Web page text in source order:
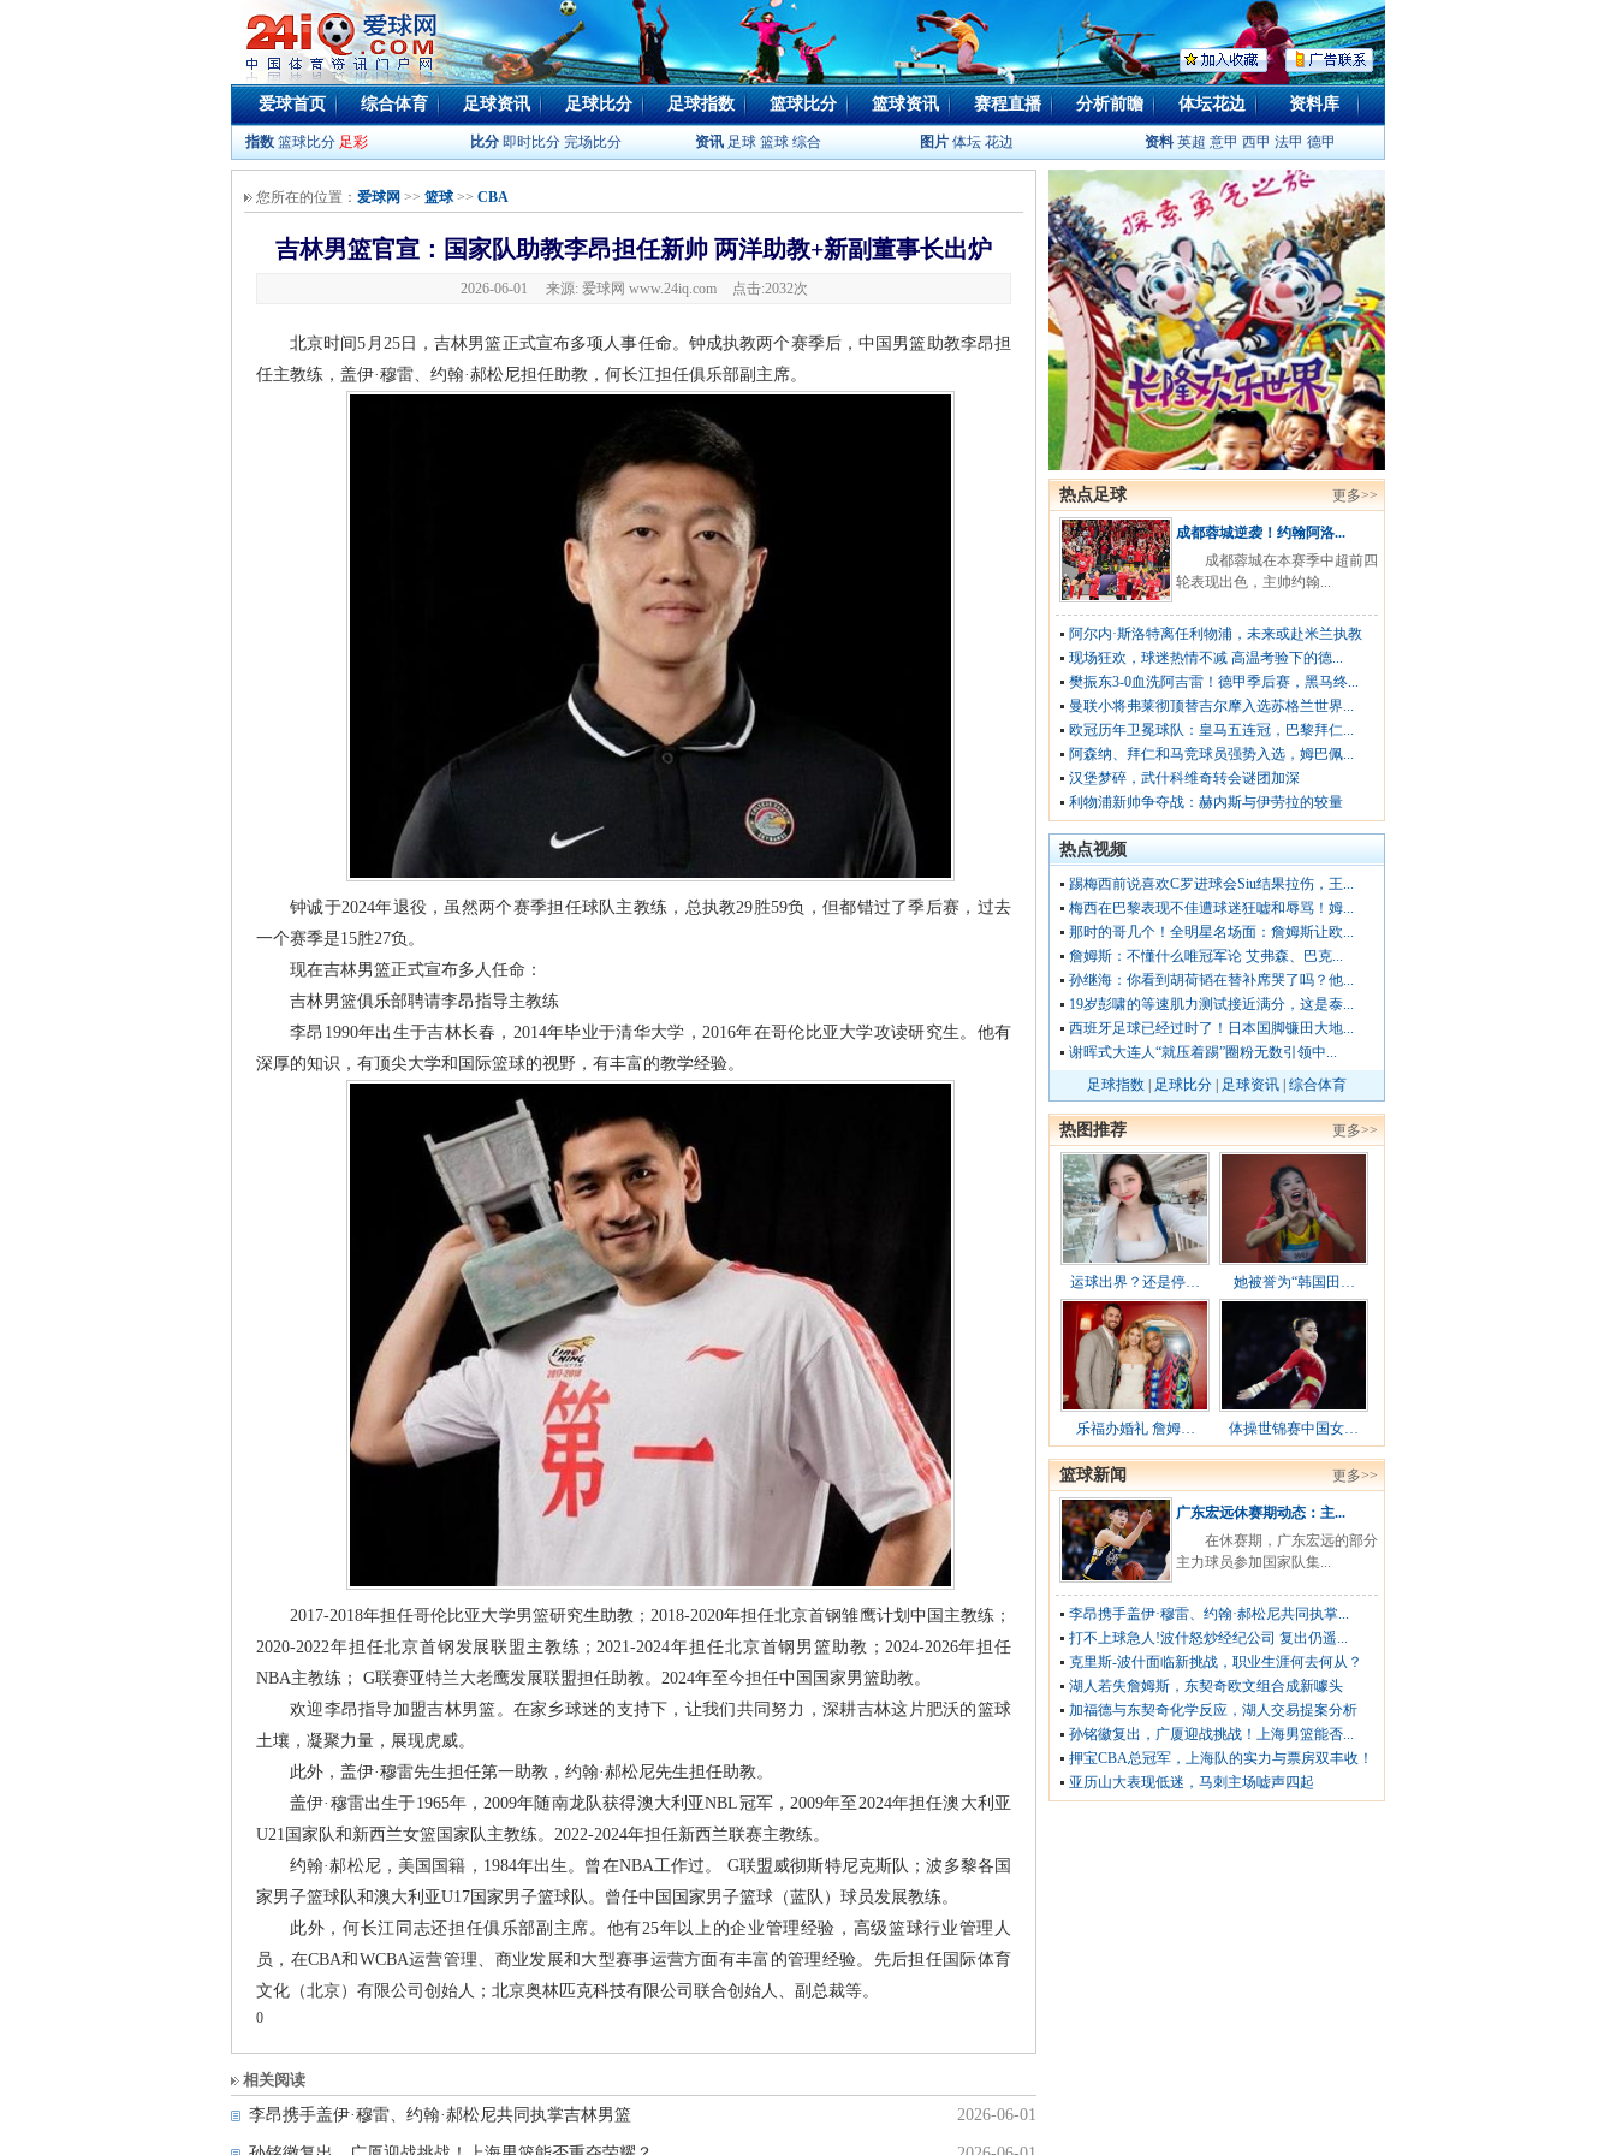
爱球首页 综合体育 足球资讯 足球比分 足球指数 篮球比分 篮球资讯 赛程直播 分析前瞻 体坛花边 资料库
指数 篮球比分 足彩 比分 即时比分 完场比分 资讯 足球 篮球 综合 图片 体坛 花边 资料 英超 意甲 西甲 法甲 德甲
您所在的位置： 爱球网 >> 篮球>> CBA
吉林男篮官宣：国家队助教李昂担任新帅 两洋助教+新副董事长出炉
2026-06-01 来源: 爱球网 www.24iq.com 点击:2032次
北京时间5月25日，吉林男篮正式宣布多项人事任命。钟成执教两个赛季后，中国男篮助教李昂担
任主教练，盖伊·穆雷、约翰·郝松尼担任助教，何长江担任俱乐部副主席。
钟诚于2024年退役，虽然两个赛季担任球队主教练，总执教29胜59负，但都错过了季后赛，过去
一个赛季是15胜27负。
现在吉林男篮正式宣布多人任命：
吉林男篮俱乐部聘请李昂指导主教练
李昂1990年出生于吉林长春，2014年毕业于清华大学，2016年在哥伦比亚大学攻读研究生。他有
深厚的知识，有顶尖大学和国际篮球的视野，有丰富的教学经验。
2017-2018年担任哥伦比亚大学男篮研究生助教；2018-2020年担任北京首钢雏鹰计划中国主教练；
2020-2022年担任北京首钢发展联盟主教练；2021-2024年担任北京首钢男篮助教；2024-2026年担任
NBA主教练； G联赛亚特兰大老鹰发展联盟担任助教。2024年至今担任中国国家男篮助教。
欢迎李昂指导加盟吉林男篮。在家乡球迷的支持下，让我们共同努力，深耕吉林这片肥沃的篮球
土壤，凝聚力量，展现虎威。
此外，盖伊·穆雷先生担任第一助教，约翰·郝松尼先生担任助教。
盖伊·穆雷出生于1965年，2009年随南龙队获得澳大利亚NBL冠军，2009年至2024年担任澳大利亚
U21国家队和新西兰女篮国家队主教练。2022-2024年担任新西兰联赛主教练。
约翰·郝松尼，美国国籍，1984年出生。曾在NBA工作过。 G联盟威彻斯特尼克斯队；波多黎各国
家男子篮球队和澳大利亚U17国家男子篮球队。曾任中国国家男子篮球（蓝队）球员发展教练。
此外，何长江同志还担任俱乐部副主席。他有25年以上的企业管理经验，高级篮球行业管理人
员，在CBA和WCBA运营管理、商业发展和大型赛事运营方面有丰富的管理经验。先后担任国际体育
文化（北京）有限公司创始人；北京奥林匹克科技有限公司联合创始人、副总裁等。
0
相关阅读
2026-06-01
李昂携手盖伊·穆雷、约翰·郝松尼共同执掌吉林男篮
更多>>
热点足球
成都蓉城逆袭！约翰阿洛...
成都蓉城在本赛季中超前四
轮表现出色，主帅约翰...
阿尔内·斯洛特离任利物浦，未来或赴米兰执教
现场狂欢，球迷热情不减 高温考验下的德...
樊振东3-0血洗阿吉雷！德甲季后赛，黑马终...
曼联小将弗莱彻顶替吉尔摩入选苏格兰世界...
欧冠历年卫冕球队：皇马五连冠，巴黎拜仁...
阿森纳、拜仁和马竞球员强势入选，姆巴佩...
汉堡梦碎，武什科维奇转会谜团加深
利物浦新帅争夺战：赫内斯与伊劳拉的较量
热点视频
踢梅西前说喜欢C罗进球会Siu结果拉伤，王...
梅西在巴黎表现不佳遭球迷狂嘘和辱骂！姆...
那时的哥几个！全明星名场面：詹姆斯让欧...
詹姆斯：不懂什么唯冠军论 艾弗森、巴克...
孙继海：你看到胡荷韬在替补席哭了吗？他...
19岁彭啸的等速肌力测试接近满分，这是泰...
西班牙足球已经过时了！日本国脚镰田大地...
谢晖式大连人“就压着踢”圈粉无数引领中...
足球指数
足球比分 足球资讯 综合体育
更多>>
热图推荐
运球出界？还是停… 她被誉为“韩国田…
乐福办婚礼 詹姆… 体操世锦赛中国女…
更多>>
篮球新闻
广东宏远休赛期动态：主...
在休赛期，广东宏远的部分
主力球员参加国家队集...
李昂携手盖伊·穆雷、约翰·郝松尼共同执掌...
打不上球急人!波什怒炒经纪公司 复出仍遥...
克里斯-波什面临新挑战，职业生涯何去何从？
湖人若失詹姆斯，东契奇欧文组合成新噱头
加福德与东契奇化学反应，湖人交易提案分析
孙铭徽复出，广厦迎战挑战！上海男篮能否...
押宝CBA总冠军，上海队的实力与票房双丰收！
亚历山大表现低迷，马刺主场嘘声四起